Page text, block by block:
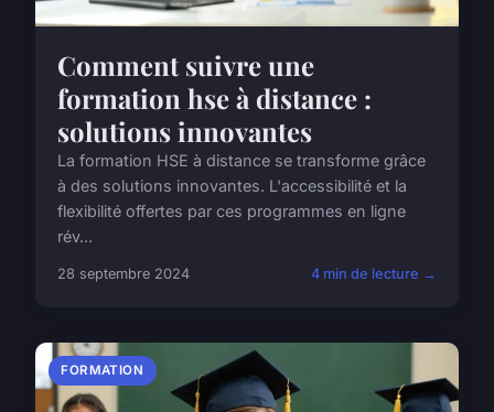
Comment suivre une
formation hse à distance :
solutions innovantes
La formation HSE à distance se transforme grâce
à des solutions innovantes. L'accessibilité et la
flexibilité offertes par ces programmes en ligne
rév...
28 septembre 2024 4 min de lecture →
FORMATION